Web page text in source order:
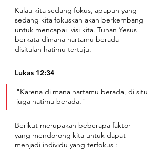
Kalau kita sedang fokus, apapun yang
sedang kita fokuskan akan berkembang
untuk mencapai  visi kita. Tuhan Yesus
berkata dimana hartamu berada
disitulah hatimu tertuju.
Lukas 12:34
"Karena di mana hartamu berada, di situ
juga hatimu berada."
Berikut merupakan beberapa faktor
yang mendorong kita untuk dapat
menjadi individu yang terfokus :